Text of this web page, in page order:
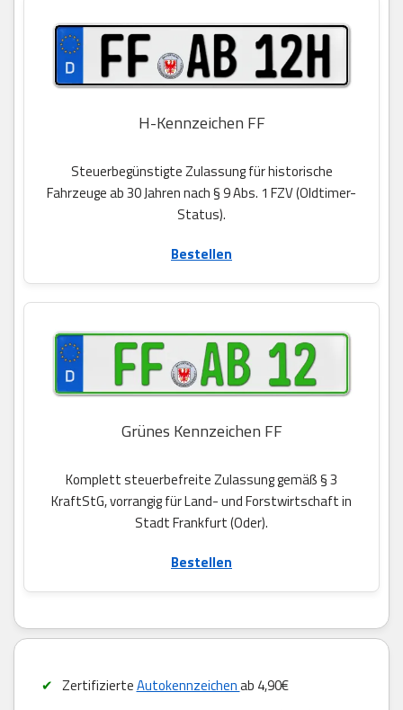
H-Kennzeichen FF
Steuerbegünstigte Zulassung für historische
Fahrzeuge ab 30 Jahren nach § 9 Abs. 1 FZV (Oldtimer-
Status).
Bestellen
Grünes Kennzeichen FF
Komplett steuerbefreite Zulassung gemäß § 3
KraftStG, vorrangig für Land- und Forstwirtschaft in
Stadt Frankfurt (Oder).
Bestellen
ZertifizierteAutokennzeichenab 4,90€